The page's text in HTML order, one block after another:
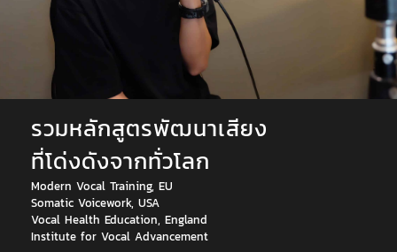
เลือกเวลา เลือกวิธีการเรียนได้ด้วยตนเอง
ตัวต่อตัว/ออนไลน์สดๆผ่านกล้อง
ให้ผลเท่ากัน ได้ทำแบบฝึกหัดเหมือนกัน 100%
ดูคอร์สทั้งหมด